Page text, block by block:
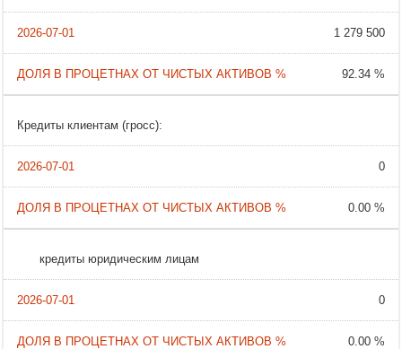
1 279 500
92.34 %
Кредиты клиентам (гросс):
0
0.00 %
кредиты юридическим лицам
0
0.00 %